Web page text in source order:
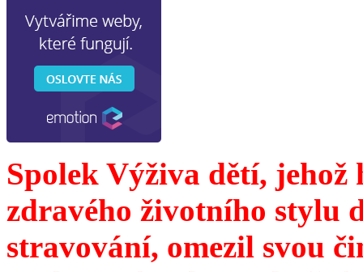
Spolek Výživa dětí,
zdravého životního stylu
stravování, omezil svou